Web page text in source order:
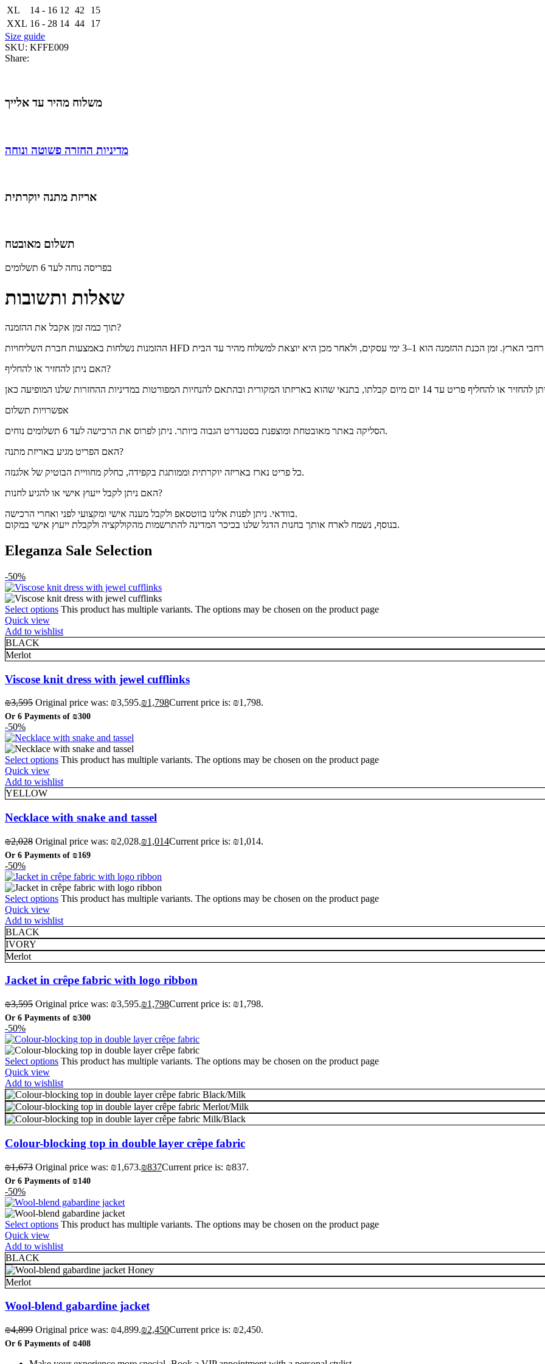
XL
14 - 16 12 42
15
XXL 16 - 28 14 44
17
Size guide
SKU: KFFE009
Share:
משלוח מהיר עד אלייך
מדיניות החזרה פשוטה ונוחה
אריזת מתנה יוקרתית
תשלום מאובטח
בפריסה נוחה לעד 6 תשלומים
שאלות ותשובות
תוך כמה זמן אקבל את ההזמנה?
האם ניתן להחזיר או להחליף?
אפשרויות תשלום
הסליקה באתר מאובטחת ומוצפנת בסטנדרט הגבוה ביותר. ניתן לפרוס את הרכישה לעד 6 תשלומים נוחים.
האם הפריט מגיע באריזת מתנה?
כל פריט נארז באריזה יוקרתית וממותגת בקפידה, כחלק מחוויית הבוטיק של אלגנזה.
האם ניתן לקבל ייעוץ אישי או להגיע לחנות?
בוודאי. ניתן לפנות אלינו בווטסאפ ולקבל מענה אישי ומקצועי לפני ואחרי הרכישה.
בנוסף, נשמח לארח אותך בחנות הדגל שלנו בכיכר המדינה להתרשמות מהקולקציה ולקבלת ייעוץ אישי במקום.
Eleganza Sale Selection
-50%
Select options This product has multiple variants. The options may be chosen on the product page
Quick view
Add to wishlist
BLACK
Merlot
Viscose knit dress with jewel cufflinks
₪3,595 Original price was: ₪3,595.₪1,798Current price is: ₪1,798.
Or 6 Payments of ₪300
-50%
Select options This product has multiple variants. The options may be chosen on the product page
Quick view
Add to wishlist
YELLOW
Necklace with snake and tassel
₪2,028 Original price was: ₪2,028.₪1,014Current price is: ₪1,014.
Or 6 Payments of ₪169
-50%
Select options This product has multiple variants. The options may be chosen on the product page
Quick view
Add to wishlist
BLACK
IVORY
Merlot
Jacket in crêpe fabric with logo ribbon
₪3,595 Original price was: ₪3,595.₪1,798Current price is: ₪1,798.
Or 6 Payments of ₪300
-50%
Select options This product has multiple variants. The options may be chosen on the product page
Quick view
Add to wishlist
Black/Milk
Merlot/Milk
Milk/Black
Colour-blocking top in double layer crêpe fabric
₪1,673 Original price was: ₪1,673.₪837Current price is: ₪837.
Or 6 Payments of ₪140
-50%
Select options This product has multiple variants. The options may be chosen on the product page
Quick view
Add to wishlist
BLACK
Honey
Merlot
Wool-blend gabardine jacket
₪4,899 Original price was: ₪4,899.₪2,450Current price is: ₪2,450.
Or 6 Payments of ₪408